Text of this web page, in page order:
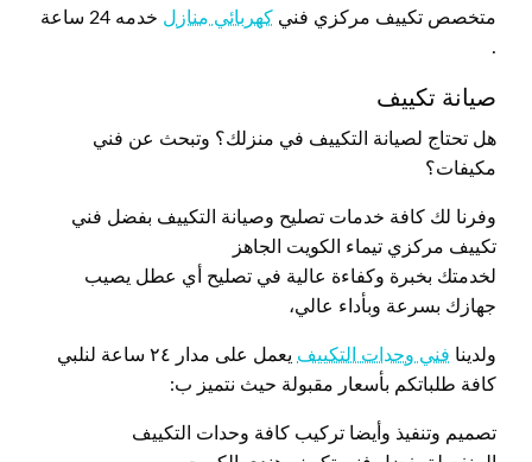
متخصص تكييف مركزي فني كهربائي منازل
خدمه 24 ساعة
.
صيانة تكييف
هل تحتاج لصيانة التكييف في منزلك؟ وتبحث عن فني
مكيفات؟
وفرنا لك كافة خدمات تصليح وصيانة التكييف بفضل فني
تكييف مركزي تيماء الكويت الجاهز
لخدمتك بخبرة وكفاءة عالية في تصليح أي عطل يصيب
جهازك بسرعة وبأداء عالي،
ولدينا فني وحدات التكييف
يعمل على مدار ٢٤ ساعة لنلبي
كافة طلباتكم بأسعار مقبولة حيث نتميز ب:
تصميم وتنفيذ وأيضا تركيب كافة وحدات التكييف